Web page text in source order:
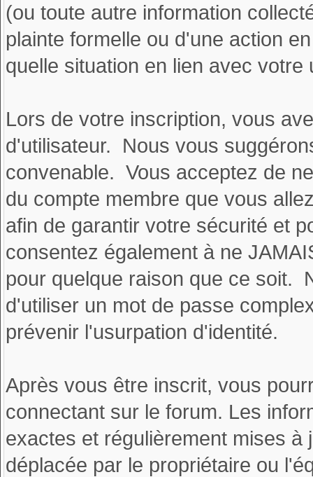
(ou toute autre information
plainte formelle ou d'une action
quelle situation en lien avec votre
Lors de votre inscription, vous
d'utilisateur. Nous vous
convenable. Vous acceptez de
du compte membre que vous
afin de garantir votre sécurité et
consentez également à ne
pour quelque raison que ce soit.
d'utiliser un mot de passe
prévenir l'usurpation d'identité.
Après vous être inscrit, vous
connectant sur le forum. Les
exactes et régulièrement mises
déplacée par le propriétaire ou